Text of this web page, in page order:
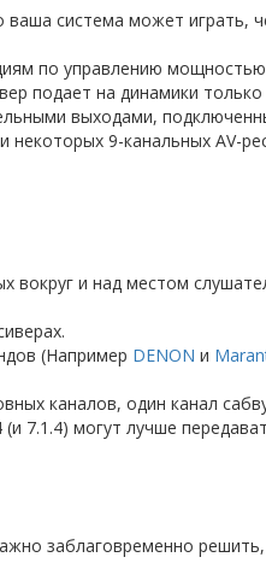
ваша система может играть,
по управлению
подает на динамики только
выходами,
9-канальных AV-
и над местом
(Например DENON и
каналов, один канал
7.1.4) могут лучше
заблаговременно